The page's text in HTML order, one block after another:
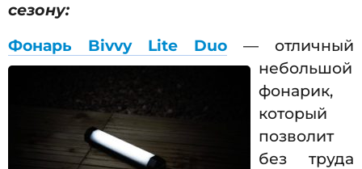
сезону:
Фонарь Bivvy Lite Duo — отличный
небольшой
фонарик,
который
позволит
без труда